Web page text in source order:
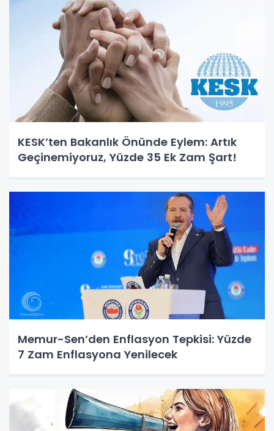
KESK’ten Bakanlık Önünde Eylem: Artık
Geçinemiyoruz, Yüzde 35 Ek Zam Şart!
Memur-Sen’den Enflasyon Tepkisi: Yüzde
7 Zam Enflasyona Yenilecek